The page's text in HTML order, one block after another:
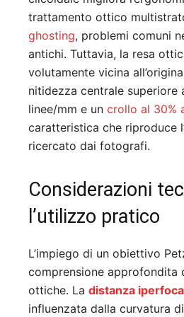
trattamento ottico
ghosting, problemi comuni
antichi. Tuttavia, la resa
volutamente vicina
nitidezza centrale superiore
linee/mm e un crollo al 30%
caratteristica che riproduce
ricercato dai fotografi.
Considerazioni
l’utilizzo pratico
L’impiego di un obiettivo
comprensione approfondita
ottiche. La distanza
influenzata dalla curvatura